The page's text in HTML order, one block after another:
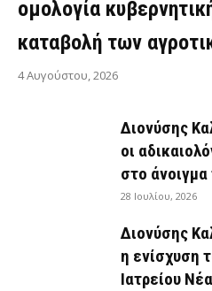
ομολογία
καταβολή των
4 Αυγούστου, 2026
Διονύσης
οι
στο
28 Ιουλίου, 2026
Διονύσης
η ενίσχυση
Ιατρείου